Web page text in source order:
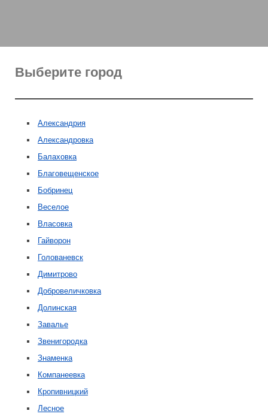
Выберите город
Александрия
Александровка
Балаховка
Благовещенское
Бобринец
Веселое
Власовка
Гайворон
Голованевск
Димитрово
Добровеличковка
Долинская
Завалье
Звенигородка
Знаменка
Компанеевка
Кропивницкий
Лесное